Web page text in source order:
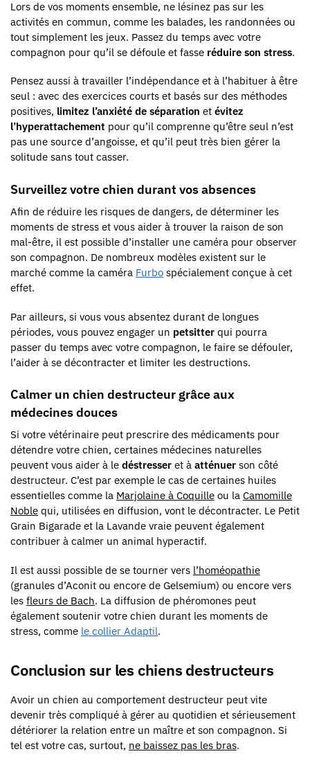
Lors de vos moments ensemble, ne lésinez pas sur les
activités en commun, comme les balades, les randonnées ou
tout simplement les jeux. Passez du temps avec votre
compagnon pour qu’il se défoule et fasse réduire son stress.
Pensez aussi à travailler l’indépendance et à l’habituer à être
seul : avec des exercices courts et basés sur des méthodes
positives, limitez l’anxiété de séparation et évitez
l’hyperattachement pour qu’il comprenne qu’être seul n’est
pas une source d’angoisse, et qu’il peut très bien gérer la
solitude sans tout casser.
Surveillez votre chien durant vos absences
Afin de réduire les risques de dangers, de déterminer les
moments de stress et vous aider à trouver la raison de son
mal-être, il est possible d’installer une caméra pour observer
son compagnon. De nombreux modèles existent sur le
marché comme la caméra Furbo spécialement conçue à cet
effet.
Par ailleurs, si vous vous absentez durant de longues
périodes, vous pouvez engager un petsitter qui pourra
passer du temps avec votre compagnon, le faire se défouler,
l’aider à se décontracter et limiter les destructions.
Calmer un chien destructeur grâce aux
médecines douces
Si votre vétérinaire peut prescrire des médicaments pour
détendre votre chien, certaines médecines naturelles
peuvent vous aider à le déstresser et à atténuer son côté
destructeur. C’est par exemple le cas de certaines huiles
essentielles comme la Marjolaine à Coquille ou la Camomille
Noble qui, utilisées en diffusion, vont le décontracter. Le Petit
Grain Bigarade et la Lavande vraie peuvent également
contribuer à calmer un animal hyperactif.
Il est aussi possible de se tourner vers l’homéopathie
(granules d’Aconit ou encore de Gelsemium) ou encore vers
les fleurs de Bach. La diffusion de phéromones peut
également soutenir votre chien durant les moments de
stress, comme le collier Adaptil.
Conclusion sur les chiens destructeurs
Avoir un chien au comportement destructeur peut vite
devenir très compliqué à gérer au quotidien et sérieusement
détériorer la relation entre un maître et son compagnon. Si
tel est votre cas, surtout, ne baissez pas les bras.